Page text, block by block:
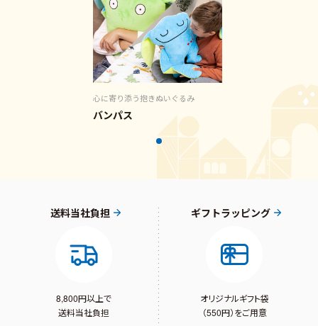
心に寄り添う抱きぬいぐるみ
バンパス
送料当社負担
8,800円以上で
送料当社負担
ギフトラッピング
オリジナルギフト袋
（550円）をご用意